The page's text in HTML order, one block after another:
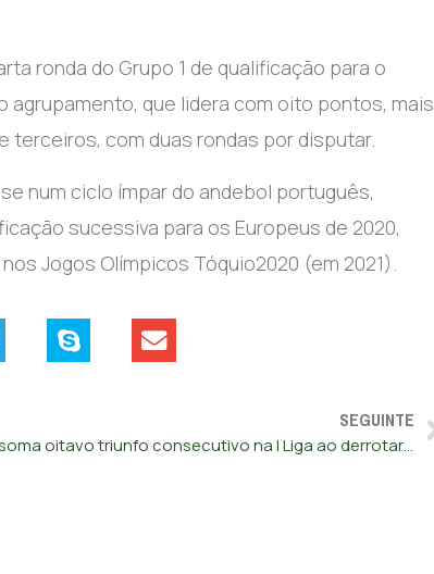
ronda do Grupo 1 de qualificação para o
agrupamento, que lidera com oito pontos, mais
com duas rondas por disputar.
num ciclo ímpar do andebol português,
sucessiva para os Europeus de 2020,
Jogos Olímpicos Tóquio2020 (em 2021).
SEGUINTE
Benfica soma oitavo triunfo consecutivo na I Liga ao derrotar o Marítimo na Madeira